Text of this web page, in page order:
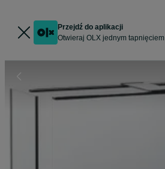
Przejdź do aplikacji
Otwieraj OLX jednym tapnięciem